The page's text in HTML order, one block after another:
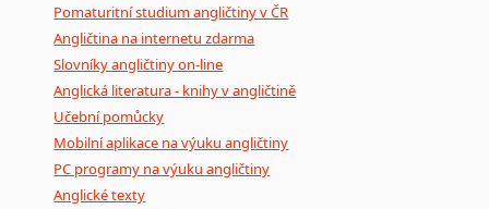
Pomaturitní studium angličtiny v ČR
Angličtina na internetu zdarma
Slovníky angličtiny on-line
Anglická literatura - knihy v angličtině
Učební pomůcky
Mobilní aplikace na výuku angličtiny
PC programy na výuku angličtiny
Anglické texty